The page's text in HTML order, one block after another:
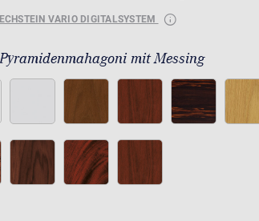
VARIO DIGITALSYSTEM
Pyramidenmahagoni mit Messing